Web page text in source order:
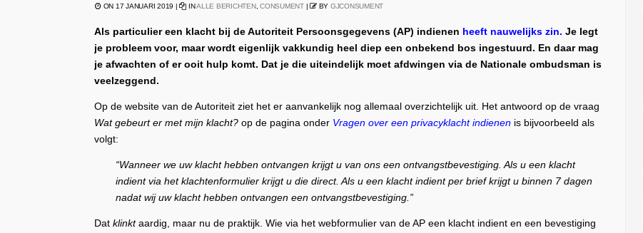
ON 17 JANUARI 2019 | INALLE BERICHTEN, CONSUMENT| BY GJCONSUMENT
Als particulier een klacht bij de Autoriteit Persoonsgegevens (AP) indienen heeft nauwelijks zin. Je legt
je probleem voor, maar wordt eigenlijk vakkundig heel diep een onbekend bos ingestuurd. En daar mag
je afwachten of er ooit hulp komt. Dat je die uiteindelijk moet afdwingen via de Nationale ombudsman is
veelzeggend.
Op de website van de Autoriteit ziet het er aanvankelijk nog allemaal overzichtelijk uit. Het antwoord op de vraag
Wat gebeurt er met mijn klacht? op de pagina onder Vragen over een privacyklacht indienen is bijvoorbeeld als
volgt:
“Wanneer we uw klacht hebben ontvangen krijgt u van ons een ontvangstbevestiging. Als u een klacht
indient via het klachtenformulier krijgt u die direct. Als u een klacht indient per brief krijgt u binnen 7 dagen
nadat wij uw klacht hebben ontvangen een ontvangstbevestiging.”
Dat klinktaardig, maar nu de praktijk. Wie via het webformulier van de AP een klacht indient en een bevestiging